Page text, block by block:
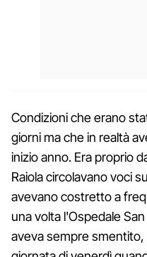
Condizioni che erano
giorni ma che in realtà
inizio anno. Era proprio
Raiola circolavano voci
avevano costretto a
una volta l'Ospedale
aveva sempre